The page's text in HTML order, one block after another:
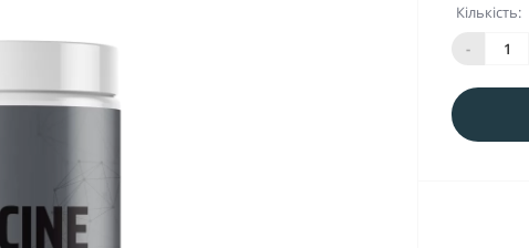
Кількість:
-